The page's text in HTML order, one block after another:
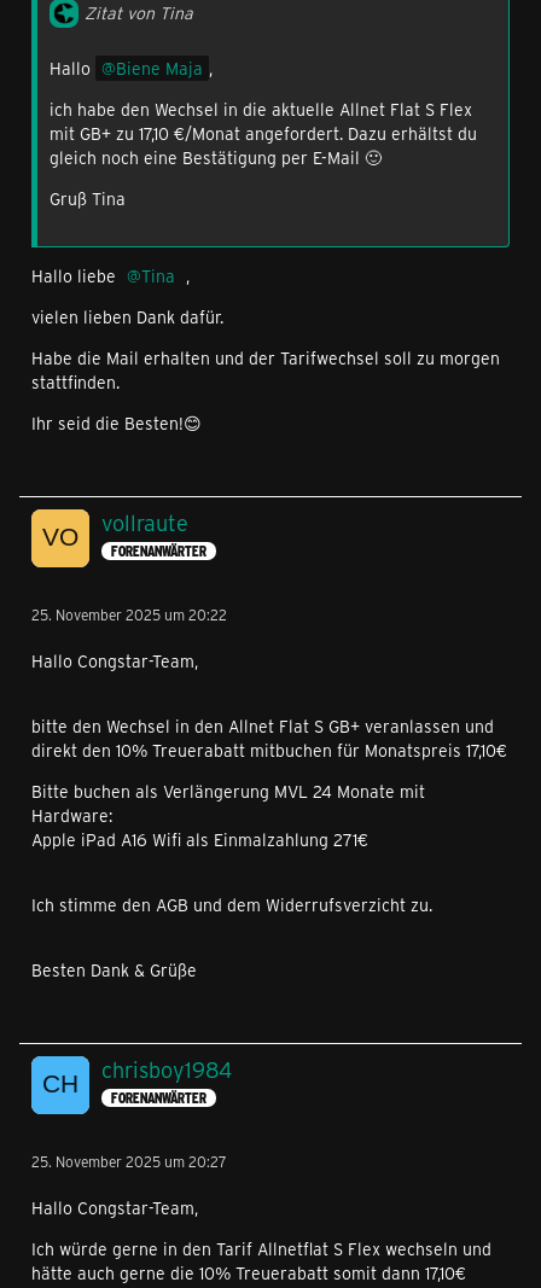
Zitat von Tina
Hallo Biene Maja ,
ich habe den Wechsel in die aktuelle Allnet Flat S Flex
mit GB+ zu 17,10 €/Monat angefordert. Dazu erhältst du
gleich noch eine Bestätigung per E-Mail 🙂
Gruß Tina
Hallo liebe Tina ,
vielen lieben Dank dafür.
Habe die Mail erhalten und der Tarifwechsel soll zu morgen
stattfinden.
Ihr seid die Besten!😊
vollraute
FORENANWÄRTER
25. November 2025 um 20:22
Hallo Congstar-Team,
bitte den Wechsel in den Allnet Flat S GB+ veranlassen und
direkt den 10% Treuerabatt mitbuchen für Monatspreis 17,10€
Bitte buchen als Verlängerung MVL 24 Monate mit
Hardware:
Apple iPad A16 Wifi als Einmalzahlung 271€
Ich stimme den AGB und dem Widerrufsverzicht zu.
Besten Dank & Grüße
chrisboy1984
FORENANWÄRTER
25. November 2025 um 20:27
Hallo Congstar-Team,
Ich würde gerne in den Tarif Allnetflat S Flex wechseln und
hätte auch gerne die 10% Treuerabatt somit dann 17,10€